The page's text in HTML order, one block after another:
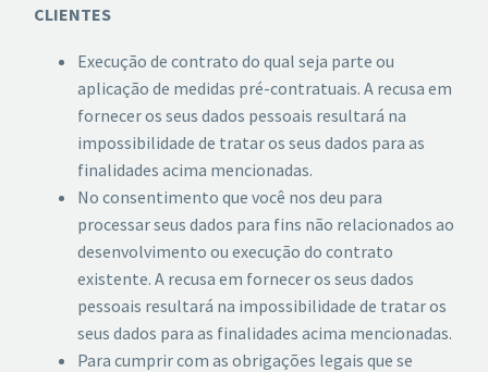
CLIENTES
Execução de contrato do qual seja parte ou
aplicação de medidas pré-contratuais. A recusa em
fornecer os seus dados pessoais resultará na
impossibilidade de tratar os seus dados para as
finalidades acima mencionadas.
No consentimento que você nos deu para
processar seus dados para fins não relacionados ao
desenvolvimento ou execução do contrato
existente. A recusa em fornecer os seus dados
pessoais resultará na impossibilidade de tratar os
seus dados para as finalidades acima mencionadas.
Para cumprir com as obrigações legais que se